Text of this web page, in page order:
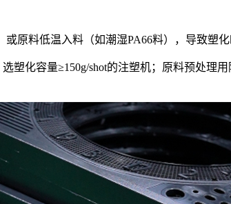
原料低温入料（如潮湿PA66料），导致塑化
化容量≥150g/shot的注塑机；原料预处理